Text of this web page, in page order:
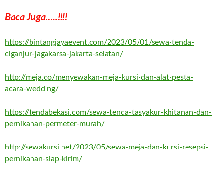
Baca Juga…..!!!!
https://bintangjayaevent.com/2023/05/01/sewa-tenda-
ciganjur-jagakarsa-jakarta-selatan/
http://meja.co/menyewakan-meja-kursi-dan-alat-pesta-
acara-wedding/
https://tendabekasi.com/sewa-tenda-tasyakur-khitanan-dan-
pernikahan-permeter-murah/
http://sewakursi.net/2023/05/sewa-meja-dan-kursi-resepsi-
pernikahan-siap-kirim/